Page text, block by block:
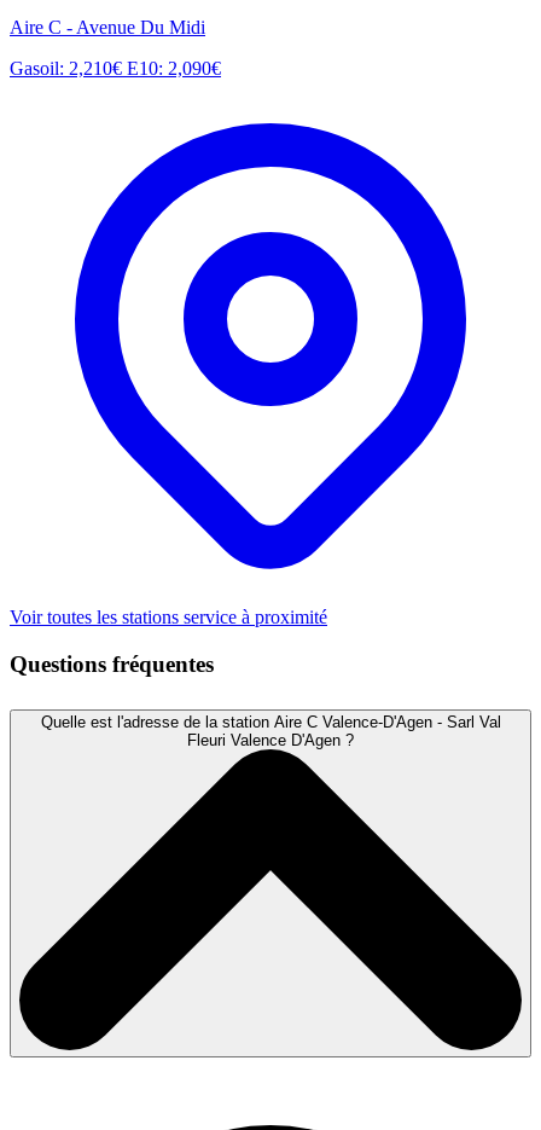
Aire C - Avenue Du Midi
Gasoil: 2,210€ E10: 2,090€
Voir toutes les stations service à proximité
Questions fréquentes
Quelle est l'adresse de la station Aire C Valence-D'Agen - Sarl Val
Fleuri Valence D'Agen ?